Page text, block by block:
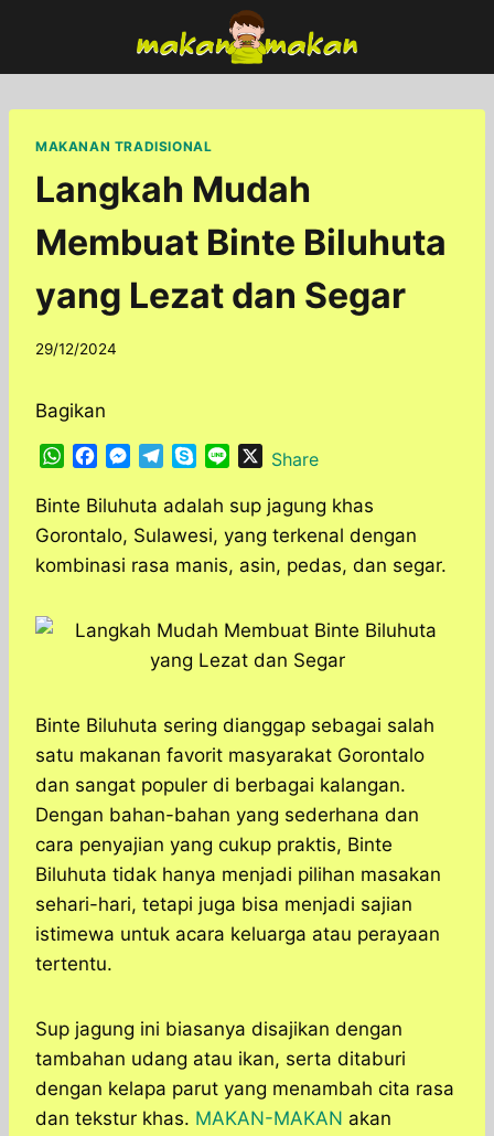
content
MAKANAN TRADISIONAL
Langkah Mudah
Membuat Binte Biluhuta
yang Lezat dan Segar
By
29/12/2024
Bagikan
W
a
t
A
c
e
o
k
M
s
s
n
e
l
e
r
m
y
p
n
e
XShare
Binte Biluhuta adalah sup jagung khas
Gorontalo, Sulawesi, yang terkenal dengan
kombinasi rasa manis, asin, pedas, dan segar.
Binte Biluhuta sering dianggap sebagai salah
satu makanan favorit masyarakat Gorontalo
dan sangat populer di berbagai kalangan.
Dengan bahan-bahan yang sederhana dan
cara penyajian yang cukup praktis, Binte
Biluhuta tidak hanya menjadi pilihan masakan
sehari-hari, tetapi juga bisa menjadi sajian
istimewa untuk acara keluarga atau perayaan
tertentu.
Sup jagung ini biasanya disajikan dengan
tambahan udang atau ikan, serta ditaburi
dengan kelapa parut yang menambah cita rasa
dan tekstur khas. MAKAN-MAKAN akan